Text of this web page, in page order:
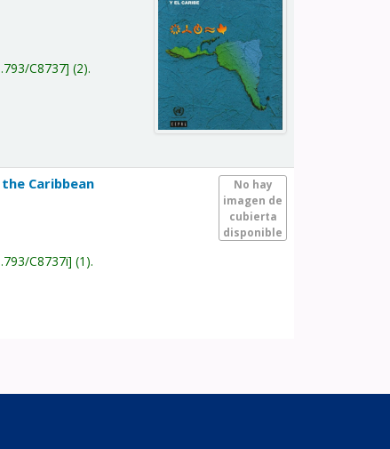
C8737 (2).
No hay
imagen de
cubierta
disponible
Caribbean
C8737i (1).